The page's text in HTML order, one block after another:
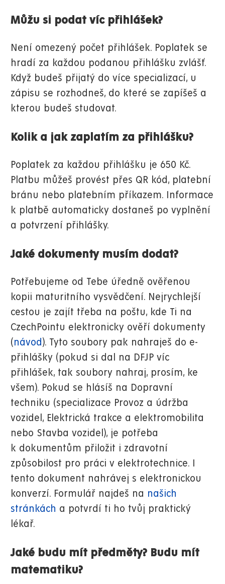
Můžu si podat víc přihlášek?
Není omezený počet přihlášek. Poplatek se
hradí za každou podanou přihlášku zvlášť.
Když budeš přijatý do více specializací, u
zápisu se rozhodneš, do které se zapíšeš a
kterou budeš studovat.
Kolik a jak zaplatím za přihlášku?
Poplatek za každou přihlášku je 650 Kč.
Platbu můžeš provést přes QR kód, platební
bránu nebo platebním příkazem. Informace
k platbě automaticky dostaneš po vyplnění
a potvrzení přihlášky.
Jaké dokumenty musím dodat?
Potřebujeme od Tebe úředně ověřenou
kopii maturitního vysvědčení. Nejrychlejší
cestou je zajít třeba na poštu, kde Ti na
CzechPointu elektronicky ověří dokumenty
(návod). Tyto soubory pak nahraješ do e-
přihlášky (pokud si dal na DFJP víc
přihlášek, tak soubory nahraj, prosím, ke
všem). Pokud se hlásíš na Dopravní
techniku (specializace Provoz a údržba
vozidel, Elektrická trakce a elektromobilita
nebo Stavba vozidel), je potřeba
k dokumentům přiložit i zdravotní
způsobilost pro práci v elektrotechnice. I
tento dokument nahrávej s elektronickou
konverzí. Formulář najdeš na našich
stránkách a potvrdí ti ho tvůj praktický
lékař.
Jaké budu mít předměty? Budu mít
matematiku?